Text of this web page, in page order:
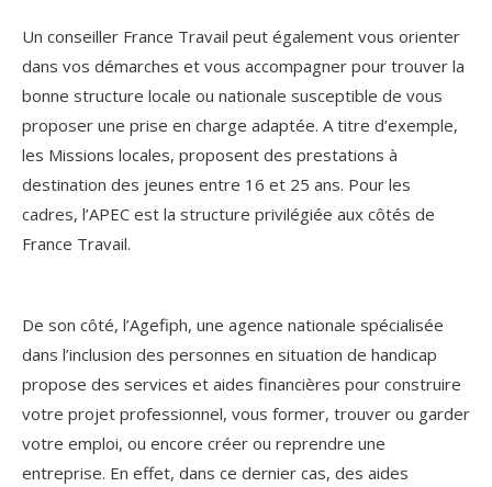
Un conseiller France Travail peut également vous orienter
dans vos démarches et vous accompagner pour trouver la
bonne structure locale ou nationale susceptible de vous
proposer une prise en charge adaptée. A titre d’exemple,
les Missions locales, proposent des prestations à
destination des jeunes entre 16 et 25 ans. Pour les
cadres, l’APEC est la structure privilégiée aux côtés de
France Travail.
De son côté, l’Agefiph, une agence nationale spécialisée
dans l’inclusion des personnes en situation de handicap
propose des services et aides financières pour construire
votre projet professionnel, vous former, trouver ou garder
votre emploi, ou encore créer ou reprendre une
entreprise. En effet, dans ce dernier cas, des aides